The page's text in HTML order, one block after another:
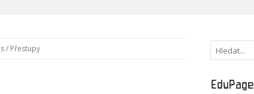
/ Přestupy
EduPage